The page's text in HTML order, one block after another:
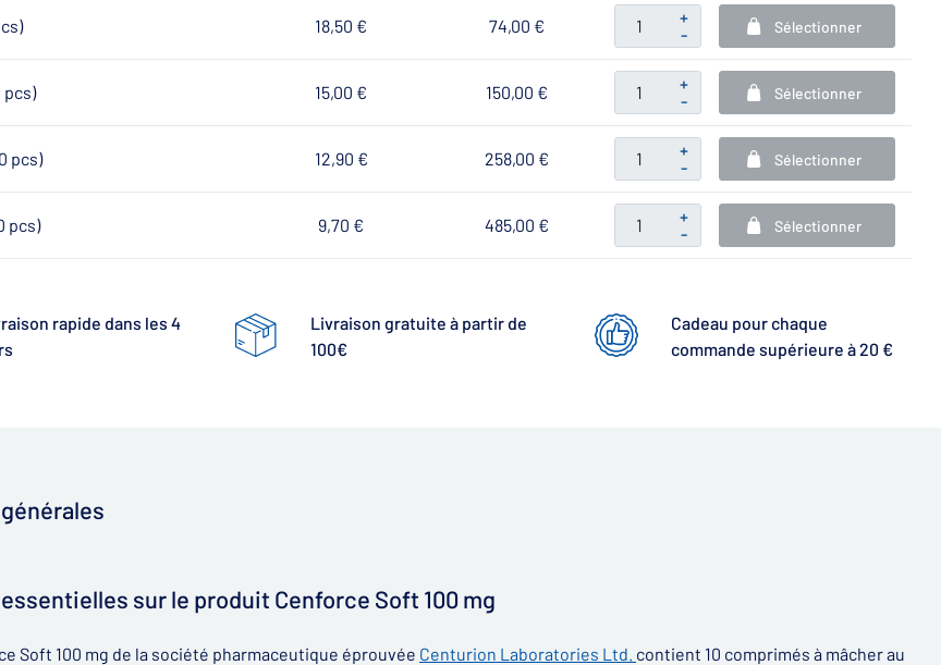
18,50 € 74,00 €
+
-
Sélectionner
pcs) 15,00 € 150,00 €
+
-
Sélectionner
pcs) 12,90 € 258,00 €
+
-
Sélectionner
pcs) 9,70 € 485,00 €
+
-
Sélectionner
rapide dans les 4
Livraison gratuite à partir de
100€
Cadeau pour chaque
commande supérieure à 20 €
sur le produit Cenforce Soft 100 mg
Soft 100 mg de la société pharmaceutique éprouvée Centurion Laboratories Ltd. contient 10 comprimés à mâcher au